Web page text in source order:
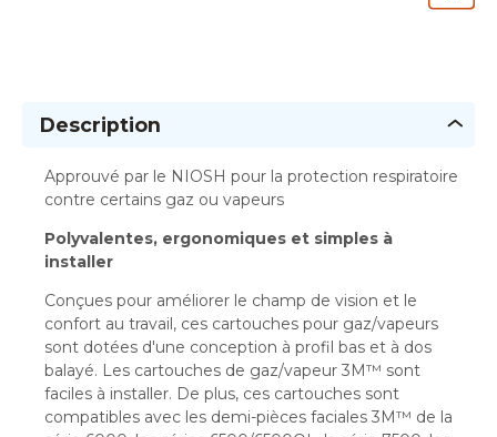
Description
Approuvé par le NIOSH pour la protection respiratoire
contre certains gaz ou vapeurs
Polyvalentes, ergonomiques et simples à
installer
Conçues pour améliorer le champ de vision et le
confort au travail, ces cartouches pour gaz/vapeurs
sont dotées d'une conception à profil bas et à dos
balayé. Les cartouches de gaz/vapeur 3M™ sont
faciles à installer. De plus, ces cartouches sont
compatibles avec les demi-pièces faciales 3M™ de la